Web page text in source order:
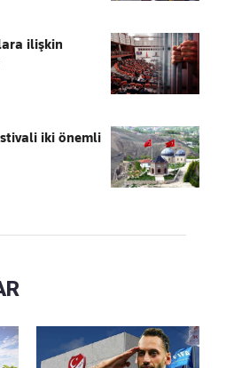
ilişkin
iki önemli